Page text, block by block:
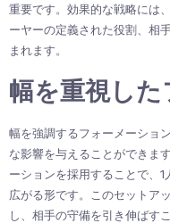
重要です。効果的な戦略には
ーヤーの定義された役割、相
まれます。
幅を重視し
幅を強調するフォーメーショ
な影響を与えることができま
ーションを採用することで、
広がる形です。このセットア
し、相手の守備を引き伸ばす